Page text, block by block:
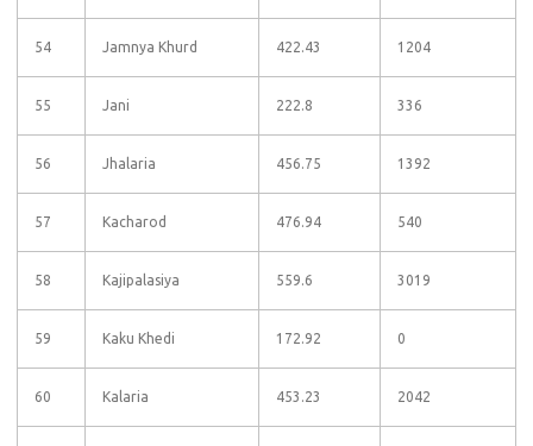
54 Jamnya Khurd 422.43 1204
55 Jani 222.8 336
56 Jhalaria 456.75 1392
57 Kacharod 476.94 540
58 Kajipalasiya 559.6 3019
59 Kaku Khedi 172.92 0
60 Kalaria 453.23 2042